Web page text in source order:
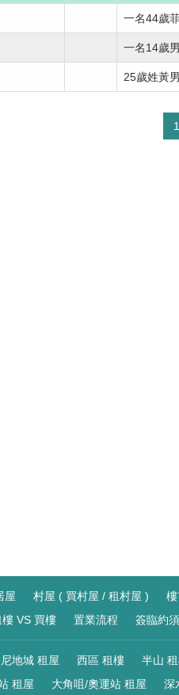
一名44歲
一名14歲
25歲姓黃
1
屋 村屋 ( 買村屋 / 租村屋 )
樓 VS 買樓 置業流程 簽臨約
地城 租屋 西區 租樓 半山
租屋 大角咀/奧運站 租屋 深